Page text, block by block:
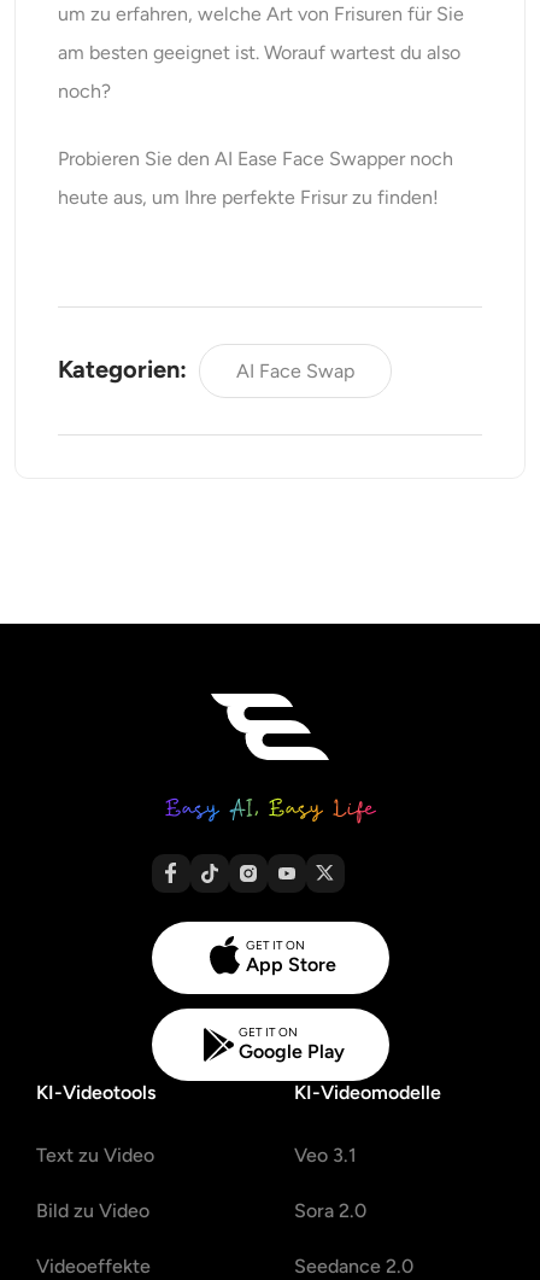
um zu erfahren, welche Art von Frisuren für Sie
am besten geeignet ist. Worauf wartest du also
noch?
Probieren Sie den AI Ease Face Swapper noch
heute aus, um Ihre perfekte Frisur zu finden!
Kategorien: AI Face Swap
GET IT ON
App Store
GET IT ON
Google Play
KI-Videotools
Text zu Video
Bild zu Video
Videoeffekte
KI-Videomodelle
Veo 3.1
Sora 2.0
Seedance 2.0